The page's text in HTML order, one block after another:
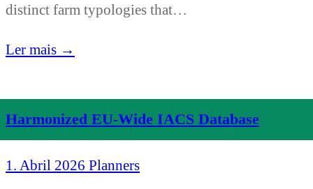
distinct farm typologies that…
Ler mais →
Harmonized EU-Wide IACS Database
1. Abril 2026 Planners